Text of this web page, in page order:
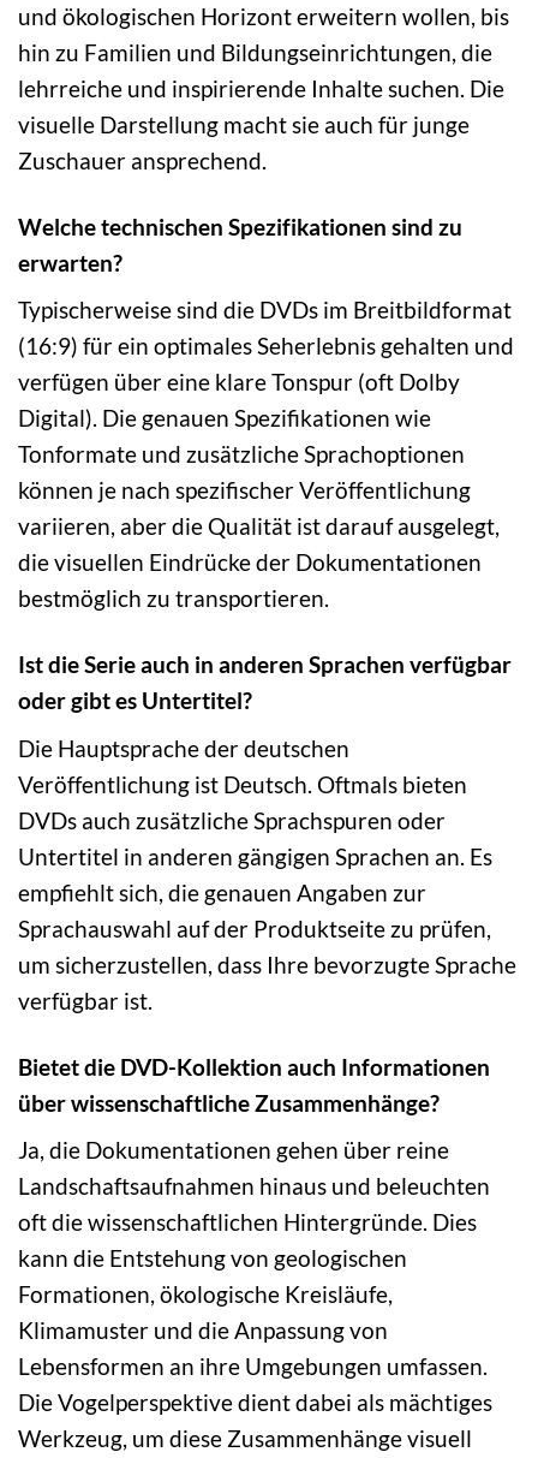
und ökologischen Horizont erweitern wollen, bis
hin zu Familien und Bildungseinrichtungen, die
lehrreiche und inspirierende Inhalte suchen. Die
visuelle Darstellung macht sie auch für junge
Zuschauer ansprechend.
Welche technischen Spezifikationen sind zu
erwarten?
Typischerweise sind die DVDs im Breitbildformat
(16:9) für ein optimales Seherlebnis gehalten und
verfügen über eine klare Tonspur (oft Dolby
Digital). Die genauen Spezifikationen wie
Tonformate und zusätzliche Sprachoptionen
können je nach spezifischer Veröffentlichung
variieren, aber die Qualität ist darauf ausgelegt,
die visuellen Eindrücke der Dokumentationen
bestmöglich zu transportieren.
Ist die Serie auch in anderen Sprachen verfügbar
oder gibt es Untertitel?
Die Hauptsprache der deutschen
Veröffentlichung ist Deutsch. Oftmals bieten
DVDs auch zusätzliche Sprachspuren oder
Untertitel in anderen gängigen Sprachen an. Es
empfiehlt sich, die genauen Angaben zur
Sprachauswahl auf der Produktseite zu prüfen,
um sicherzustellen, dass Ihre bevorzugte Sprache
verfügbar ist.
Bietet die DVD-Kollektion auch Informationen
über wissenschaftliche Zusammenhänge?
Ja, die Dokumentationen gehen über reine
Landschaftsaufnahmen hinaus und beleuchten
oft die wissenschaftlichen Hintergründe. Dies
kann die Entstehung von geologischen
Formationen, ökologische Kreisläufe,
Klimamuster und die Anpassung von
Lebensformen an ihre Umgebungen umfassen.
Die Vogelperspektive dient dabei als mächtiges
Werkzeug, um diese Zusammenhänge visuell